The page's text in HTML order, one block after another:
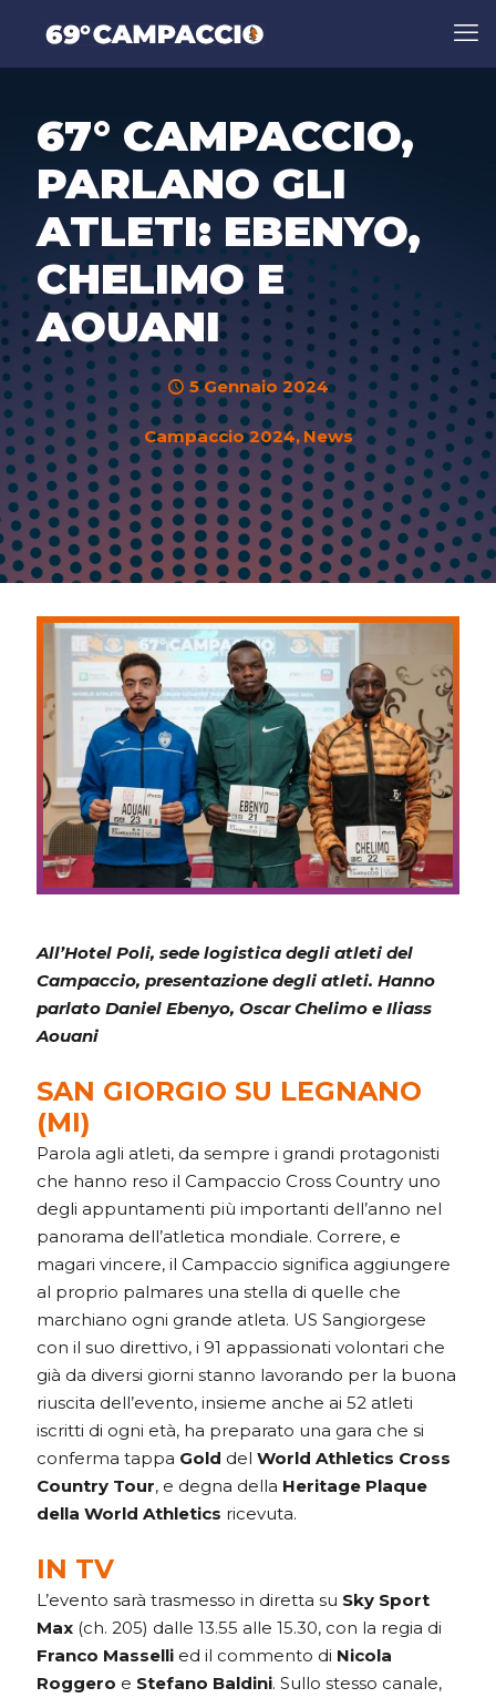
67° CAMPACCIO,
PARLANO GLI
ATLETI: EBENYO,
CHELIMO E
AOUANI
5 Gennaio 2024
Campaccio 2024 News
All’Hotel Poli, sede logistica degli atleti del
Campaccio, presentazione degli atleti. Hanno
parlato Daniel Ebenyo, Oscar Chelimo e Iliass
Aouani
SAN GIORGIO SU LEGNANO
(MI)
Parola agli atleti, da sempre i grandi protagonisti
che hanno reso il Campaccio Cross Country uno
degli appuntamenti più importanti dell’anno nel
panorama dell’atletica mondiale. Correre, e
magari vincere, il Campaccio significa aggiungere
al proprio palmares una stella di quelle che
marchiano ogni grande atleta. US Sangiorgese
con il suo direttivo, i 91 appassionati volontari che
già da diversi giorni stanno lavorando per la buona
riuscita dell’evento, insieme anche ai 52 atleti
iscritti di ogni età, ha preparato una gara che si
conferma tappa Gold del World Athletics Cross
Country Tour, e degna della Heritage Plaque
della World Athletics ricevuta.
IN TV
L’evento sarà trasmesso in diretta su Sky Sport
Max (ch. 205) dalle 13.55 alle 15.30, con la regia di
Franco Masselli ed il commento di Nicola
Roggero e Stefano Baldini. Sullo stesso canale,